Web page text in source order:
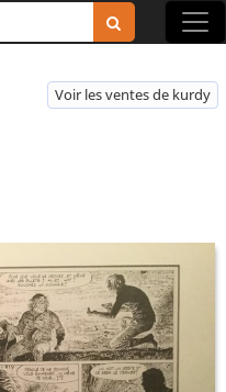
Voir les ventes de kurdy